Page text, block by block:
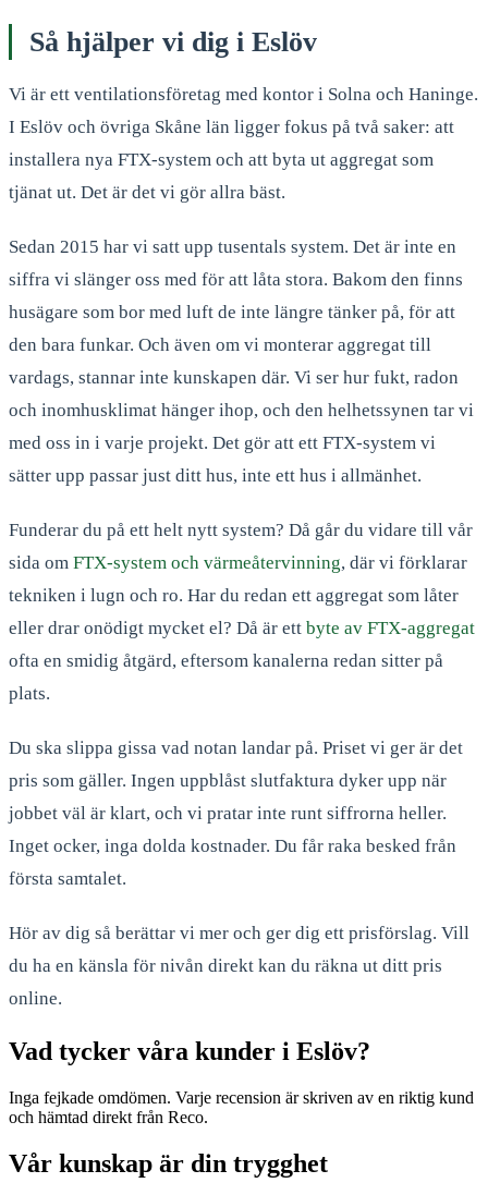
Så hjälper vi dig i Eslöv
Vi är ett ventilationsföretag med kontor i Solna och Haninge.
I Eslöv och övriga Skåne län ligger fokus på två saker: att
installera nya FTX-system och att byta ut aggregat som
tjänat ut. Det är det vi gör allra bäst.
Sedan 2015 har vi satt upp tusentals system. Det är inte en
siffra vi slänger oss med för att låta stora. Bakom den finns
husägare som bor med luft de inte längre tänker på, för att
den bara funkar. Och även om vi monterar aggregat till
vardags, stannar inte kunskapen där. Vi ser hur fukt, radon
och inomhusklimat hänger ihop, och den helhetssynen tar vi
med oss in i varje projekt. Det gör att ett FTX-system vi
sätter upp passar just ditt hus, inte ett hus i allmänhet.
Funderar du på ett helt nytt system? Då går du vidare till vår
sida om FTX-system och värmeåtervinning, där vi förklarar
tekniken i lugn och ro. Har du redan ett aggregat som låter
eller drar onödigt mycket el? Då är ett byte av FTX-aggregat
ofta en smidig åtgärd, eftersom kanalerna redan sitter på
plats.
Du ska slippa gissa vad notan landar på. Priset vi ger är det
pris som gäller. Ingen uppblåst slutfaktura dyker upp när
jobbet väl är klart, och vi pratar inte runt siffrorna heller.
Inget ocker, inga dolda kostnader. Du får raka besked från
första samtalet.
Hör av dig så berättar vi mer och ger dig ett prisförslag. Vill
du ha en känsla för nivån direkt kan du räkna ut ditt pris
online.
Vad tycker våra kunder i Eslöv?
Inga fejkade omdömen. Varje recension är skriven av en riktig kund
och hämtad direkt från Reco.
Vår kunskap är din trygghet